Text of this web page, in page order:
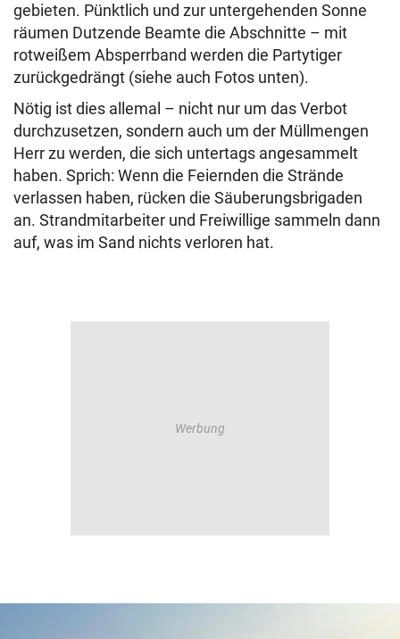
gebieten. Pünktlich und zur untergehenden Sonne
räumen Dutzende Beamte die Abschnitte – mit
rotweißem Absperrband werden die Partytiger
zurückgedrängt (siehe auch Fotos unten).
Nötig ist dies allemal – nicht nur um das Verbot
durchzusetzen, sondern auch um der Müllmengen
Herr zu werden, die sich untertags angesammelt
haben. Sprich: Wenn die Feiernden die Strände
verlassen haben, rücken die Säuberungsbrigaden
an. Strandmitarbeiter und Freiwillige sammeln dann
auf, was im Sand nichts verloren hat.